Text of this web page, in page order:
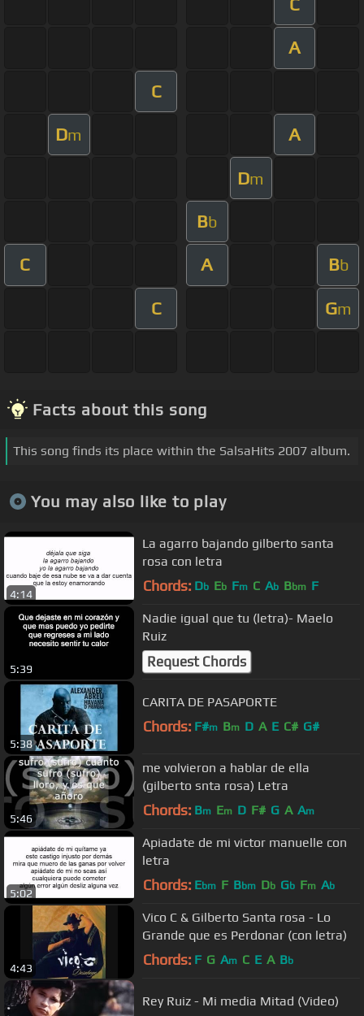
A
C
Dm A
Dm
Bb
C A Bb
C Gm
Facts about this song
This song finds its place within the SalsaHits 2007 album.
You may also like to play
4:14
La agarro bajando gilberto santa
rosa con letra
Chords: Db Eb Fm C Ab Bbm F
5:39
Nadie igual que tu (letra)- Maelo
Ruiz
Request Chords
5:38
CARITA DE PASAPORTE
Chords: F#m Bm D A E C# G#
5:46
me volvieron a hablar de ella
(gilberto snta rosa) Letra
Chords: Bm Em D F# G A Am
5:02
Apiadate de mi victor manuelle con
letra
Chords: Ebm F Bbm Db Gb Fm Ab
4:43
Vico C & Gilberto Santa rosa - Lo
Grande que es Perdonar (con letra)
Chords: F G Am C E A Bb
Rey Ruiz - Mi media Mitad (Video)